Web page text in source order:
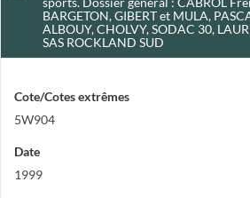
BARGETON, GIBERT et MULA,
ALBOUY, CHOLVY, SODAC 30,
SAS ROCKLAND SUD
Cote/Cotes extrêmes
5W904
Date
1999